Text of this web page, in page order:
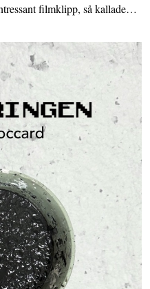
filmklipp, så kallade…